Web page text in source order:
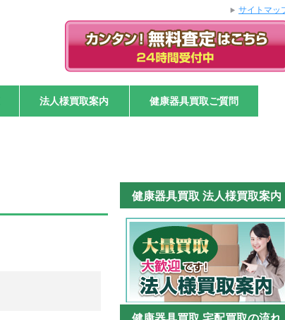
法人様買取案内 健康器具買取ご質問
健康器具買取 法人様買取案内
サイトマッ